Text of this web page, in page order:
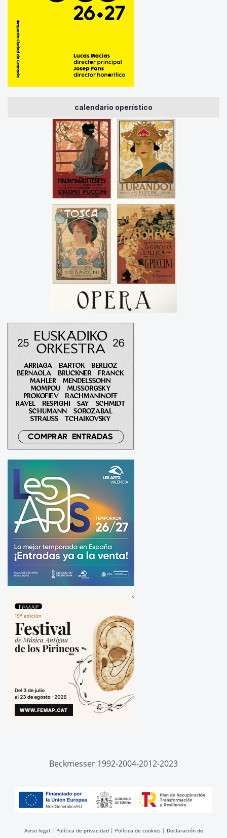
calendario operístico
Beckmesser 1992-2004-2012-2023
Aviso legal | Política de privacidad| Política de cookies| Declaración de